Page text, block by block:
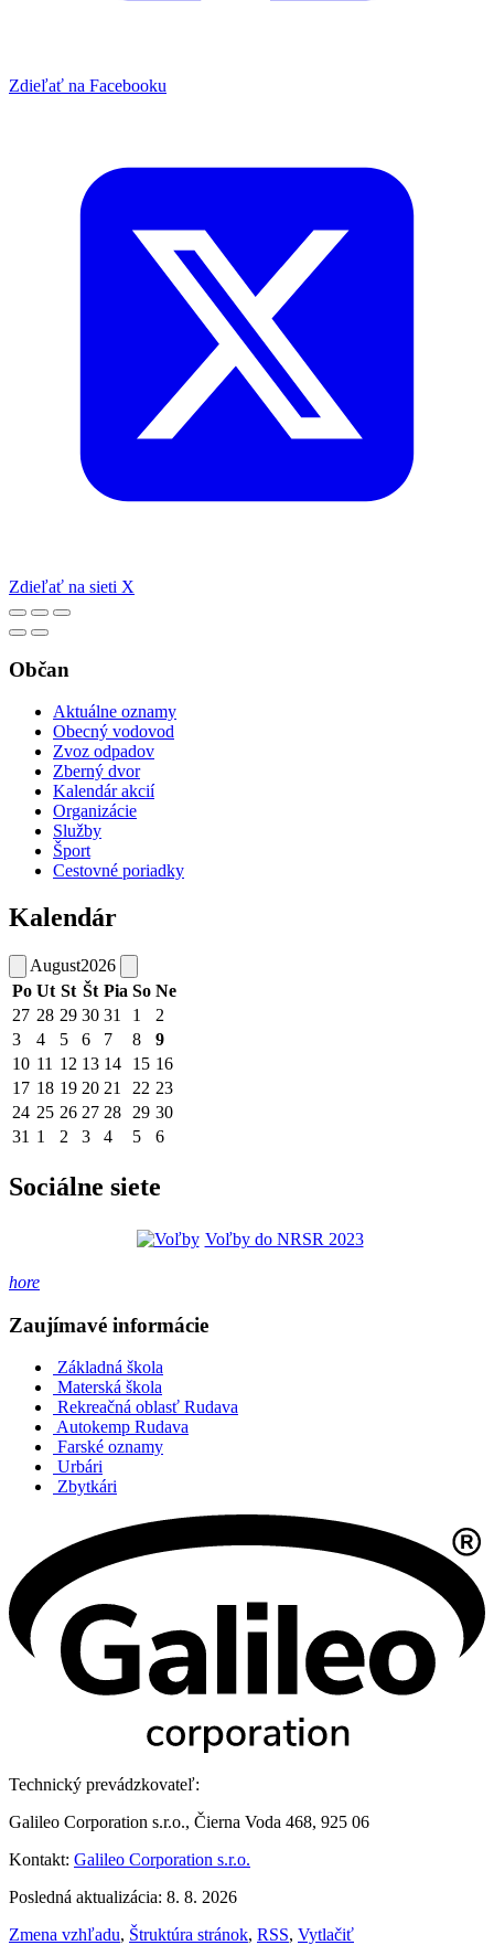
Zdieľať na Facebooku
Zdieľať na sieti X
Občan
Aktuálne oznamy
Obecný vodovod
Zvoz odpadov
Zberný dvor
Kalendár akcií
Organizácie
Služby
Šport
Cestovné poriadky
Kalendár
August2026
Po Ut St Št Pia So Ne
27 28 29 30 31 1
2
3
4 5 6 7 8
9
10 11 12 13 14 15 16
17 18 19 20 21 22 23
24 25 26 27 28 29 30
31 1 2 3 4 5 6
Sociálne siete
Voľby do NRSR 2023
hore
Zaujímavé informácie
Základná škola
Materská škola
Rekreačná oblasť Rudava
Autokemp Rudava
Farské oznamy
Urbári
Zbytkári
Technický prevádzkovateľ:
Galileo Corporation s.r.o., Čierna Voda 468, 925 06
Kontakt: Galileo Corporation s.r.o.
Posledná aktualizácia: 8. 8. 2026
Zmena vzhľadu, Štruktúra stránok, RSS, Vytlačiť